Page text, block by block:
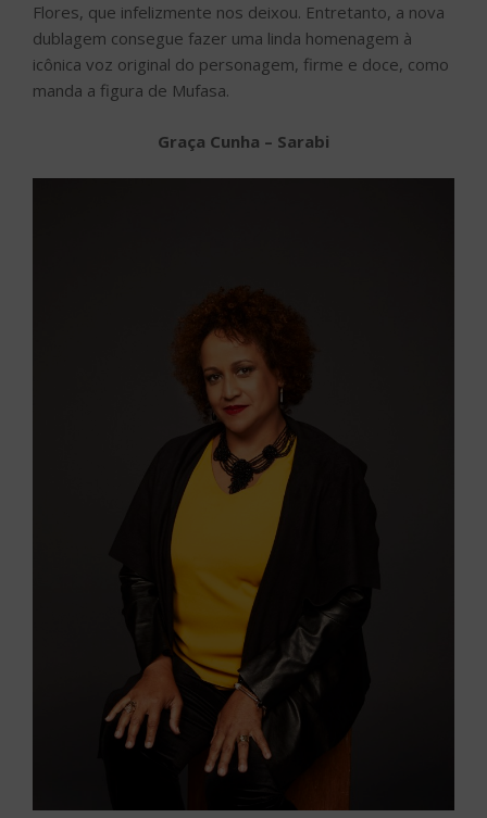
Flores, que infelizmente nos deixou. Entretanto, a nova
dublagem consegue fazer uma linda homenagem à
icônica voz original do personagem, firme e doce, como
manda a figura de Mufasa.
Graça Cunha – Sarabi